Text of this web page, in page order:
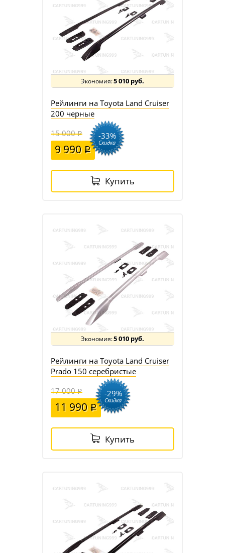
5 010 руб.
Рейлинги на Toyota Land Cruiser
200 черные
15 000
9 990
-33%
Скидка
Купить
5 010 руб.
Рейлинги на Toyota Land Cruiser
Prado 150 серебристые
17 000
11 990
-29%
Скидка
Купить